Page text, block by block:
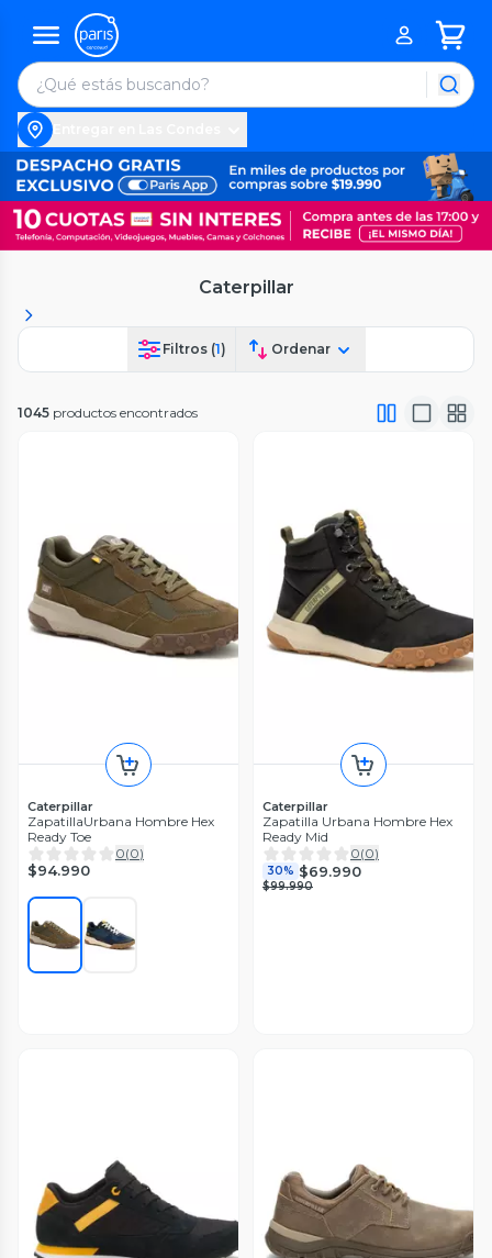
Caterpillar
Filtros (1) Ordenar
1045 productos encontrados
Caterpillar
ZapatillaUrbana Hombre Hex
Ready Toe
0(0)
$94.990
Caterpillar
Zapatilla Urbana Hombre Hex
Ready Mid
0(0)
30% $69.990
$99.990